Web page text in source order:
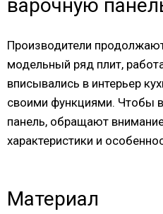
варочную
Производители
модельный ряд плит,
вписывались в интерьер
своими функциями. Чтобы
панель, обращают
характеристики и
Материал